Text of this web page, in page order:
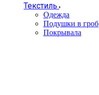
Текстиль
Одежда
Подушки в гроб
Покрывала